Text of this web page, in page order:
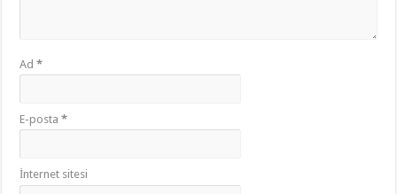
Ad*
E-posta*
İnternet sitesi